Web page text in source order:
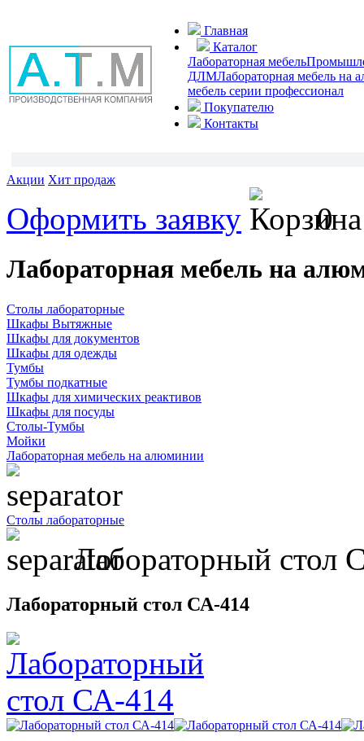
Главная
Каталог
Лабораторная мебель
ДЛМЛабораторная мебель на
мебель серии профессионал
Покупателю
Контакты
Акции Хит продаж
Оформить заявку 0
Лабораторная мебель на
Столы лабораторные
Шкафы Вытяжные
Шкафы для документов
Шкафы для одежды
Тумбы
Тумбы подкатные
Шкафы для химических реактивов
Шкафы для посуды
Столы-Тумбы
Мойки
Лабораторная мебель на алюминии
Столы лабораторные
Лабораторный стол
Лабораторный стол СА-414